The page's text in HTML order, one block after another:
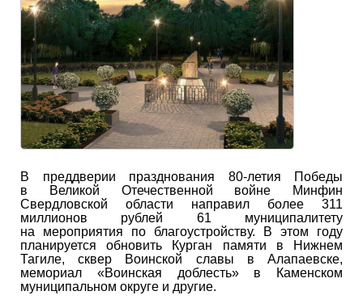
В преддверии празднования 80-летия Победы
в Великой Отечественной войне Минфин
Свердловской области направил более 311
миллионов рублей 61 муниципалитету
на мероприятия по благоустройству. В этом году
планируется обновить Курган памяти в Нижнем
Тагиле, сквер Воинской славы в Алапаевске,
мемориал «Воинская доблесть» в Каменском
муниципальном округе и другие.